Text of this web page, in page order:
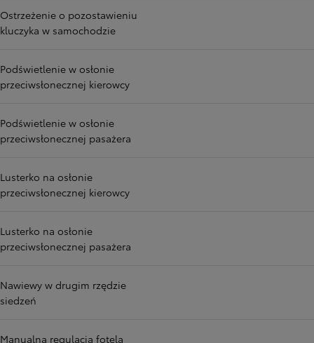
Ostrzeżenie o pozostawieniu
kluczyka w samochodzie
Podświetlenie w osłonie
przeciwsłonecznej kierowcy
Podświetlenie w osłonie
przeciwsłonecznej pasażera
Lusterko na osłonie
przeciwsłonecznej kierowcy
Lusterko na osłonie
przeciwsłonecznej pasażera
Nawiewy w drugim rzędzie
siedzeń
Manualna regulacja fotela